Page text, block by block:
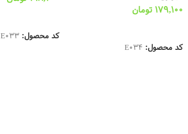
179,100 تومان
کد محصول: E034
کد محصول: E033